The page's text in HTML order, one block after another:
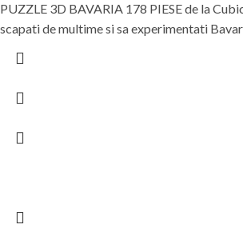
PUZZLE 3D BAVARIA 178 PIESE de la
scapati de multime si sa experimentati